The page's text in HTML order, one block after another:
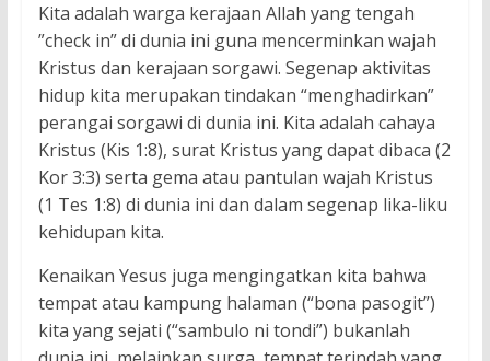
Kita adalah warga kerajaan Allah yang tengah
”check in” di dunia ini guna mencerminkan wajah
Kristus dan kerajaan sorgawi. Segenap aktivitas
hidup kita merupakan tindakan “menghadirkan”
perangai sorgawi di dunia ini. Kita adalah cahaya
Kristus (Kis 1:8), surat Kristus yang dapat dibaca (2
Kor 3:3) serta gema atau pantulan wajah Kristus
(1 Tes 1:8) di dunia ini dan dalam segenap lika-liku
kehidupan kita.
Kenaikan Yesus juga mengingatkan kita bahwa
tempat atau kampung halaman (“bona pasogit”)
kita yang sejati (“sambulo ni tondi”) bukanlah